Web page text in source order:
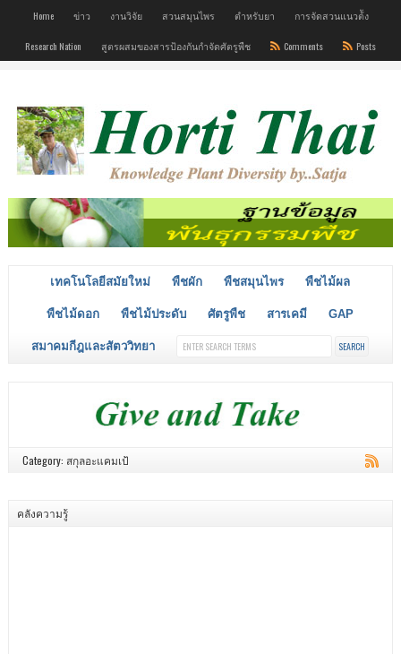
Home ข่าว งานวิจัย สวนสมุนไพร ตำหรับยา การจัดสวนแนวต้ัง
Research Nation สูตรผสมของสารป้องกันกำจัดศัตรูพืช Comments Posts
เทคโนโลยีสมัยใหม่ พืชผัก พืชสมุนไพร พืชไม้ผล
พืชไม้ดอก พืชไม้ประดับ ศัตรูพืช สารเคมี GAP
สมาคมกีฎและสัตววิทยา
Category: สกุลอะแคมเป้
คลังความรู้